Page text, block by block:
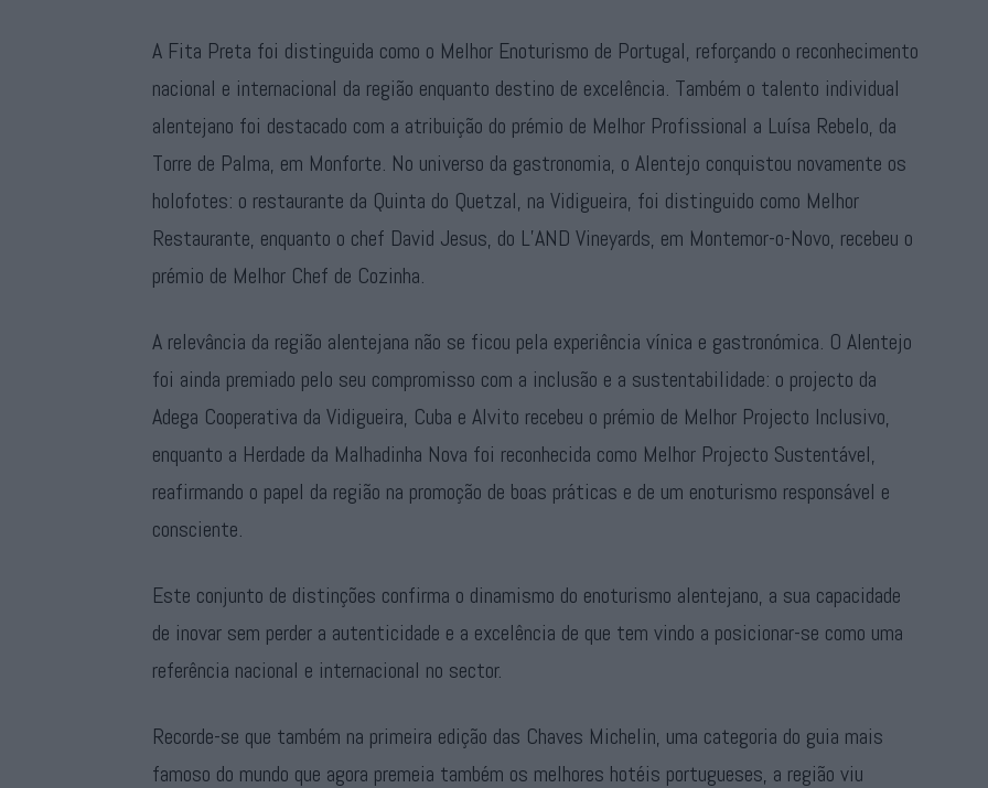
A Fita Preta foi distinguida como o Melhor Enoturismo de Portugal, reforçando o reconhecimento
nacional e internacional da região enquanto destino de excelência. Também o talento individual
alentejano foi destacado com a atribuição do prémio de Melhor Profissional a Luísa Rebelo, da
Torre de Palma, em Monforte. No universo da gastronomia, o Alentejo conquistou novamente os
holofotes: o restaurante da Quinta do Quetzal, na Vidigueira, foi distinguido como Melhor
Restaurante, enquanto o chef David Jesus, do L’AND Vineyards, em Montemor-o-Novo, recebeu o
prémio de Melhor Chef de Cozinha.
A relevância da região alentejana não se ficou pela experiência vínica e gastronómica. O Alentejo
foi ainda premiado pelo seu compromisso com a inclusão e a sustentabilidade: o projecto da
Adega Cooperativa da Vidigueira, Cuba e Alvito recebeu o prémio de Melhor Projecto Inclusivo,
enquanto a Herdade da Malhadinha Nova foi reconhecida como Melhor Projecto Sustentável,
reafirmando o papel da região na promoção de boas práticas e de um enoturismo responsável e
consciente.
Este conjunto de distinções confirma o dinamismo do enoturismo alentejano, a sua capacidade
de inovar sem perder a autenticidade e a excelência de que tem vindo a posicionar-se como uma
referência nacional e internacional no sector.
Recorde-se que também na primeira edição das Chaves Michelin, uma categoria do guia mais
famoso do mundo que agora premeia também os melhores hotéis portugueses, a região viu